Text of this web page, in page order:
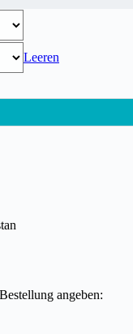
Leeren
angeben: